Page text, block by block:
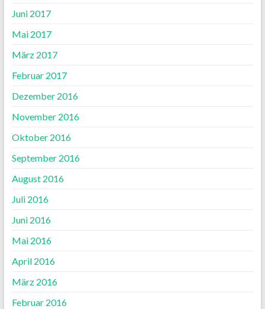
Juni 2017
Mai 2017
März 2017
Februar 2017
Dezember 2016
November 2016
Oktober 2016
September 2016
August 2016
Juli 2016
Juni 2016
Mai 2016
April 2016
März 2016
Februar 2016